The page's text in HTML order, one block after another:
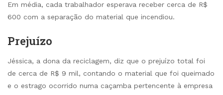
Em média, cada trabalhador esperava receber cerca de R$
600 com a separação do material que incendiou.
Prejuízo
Jéssica, a dona da reciclagem, diz que o prejuízo total foi
de cerca de R$ 9 mil, contando o material que foi queimado
e o estrago ocorrido numa caçamba pertencente à empresa